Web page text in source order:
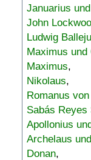
Januarius
John
Ludwig
Maximus und
Maximus,
Nikolaus,
Romanus
Sabás Reyes
Apollonius
Archelaus
Donan,